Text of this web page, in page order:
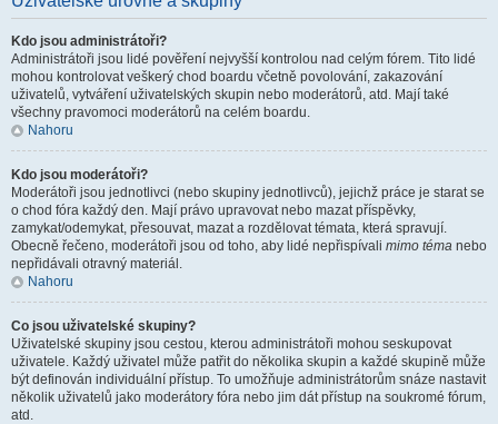
Kdo jsou administrátoři?
Administrátoři jsou lidé pověření nejvyšší kontrolou nad celým fórem. Tito lidé
mohou kontrolovat veškerý chod boardu včetně povolování, zakazování
uživatelů, vytváření uživatelských skupin nebo moderátorů, atd. Mají také
všechny pravomoci moderátorů na celém boardu.
Nahoru
Kdo jsou moderátoři?
Moderátoři jsou jednotlivci (nebo skupiny jednotlivců), jejichž práce je starat se
o chod fóra každý den. Mají právo upravovat nebo mazat příspěvky,
zamykat/odemykat, přesouvat, mazat a rozdělovat témata, která spravují.
Obecně řečeno, moderátoři jsou od toho, aby lidé nepřispívali mimo téma nebo
nepřidávali otravný materiál.
Nahoru
Co jsou uživatelské skupiny?
Uživatelské skupiny jsou cestou, kterou administrátoři mohou seskupovat
uživatele. Každý uživatel může patřit do několika skupin a každé skupině může
být definován individuální přístup. To umožňuje administrátorům snáze nastavit
několik uživatelů jako moderátory fóra nebo jim dát přístup na soukromé fórum,
atd.